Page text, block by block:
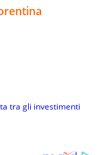
tra gli investimenti